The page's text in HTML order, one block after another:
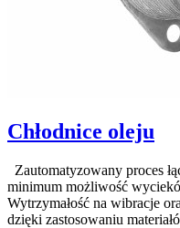
Chłodnice oleju
Zautomatyzowany proces
minimum możliwość
Wytrzymałość na wibracje
dzięki zastosowaniu